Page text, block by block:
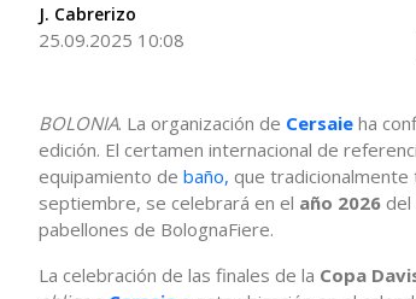
J. Cabrerizo
25.09.2025 10:08
BOLONIA. La organización de Cersaie ha
edición. El certamen internacional de
equipamiento de baño, que tradicionalmente
septiembre, se celebrará en el año 2026 del
pabellones de BolognaFiere.
La celebración de las finales de la Copa